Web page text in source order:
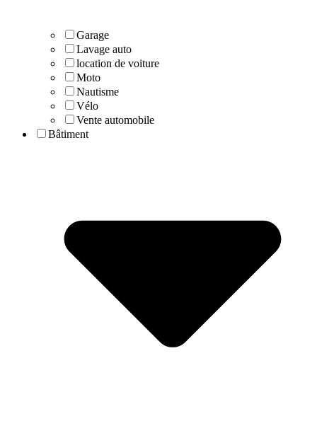
Garage
Lavage auto
location de voiture
Moto
Nautisme
Vélo
Vente automobile
Bâtiment